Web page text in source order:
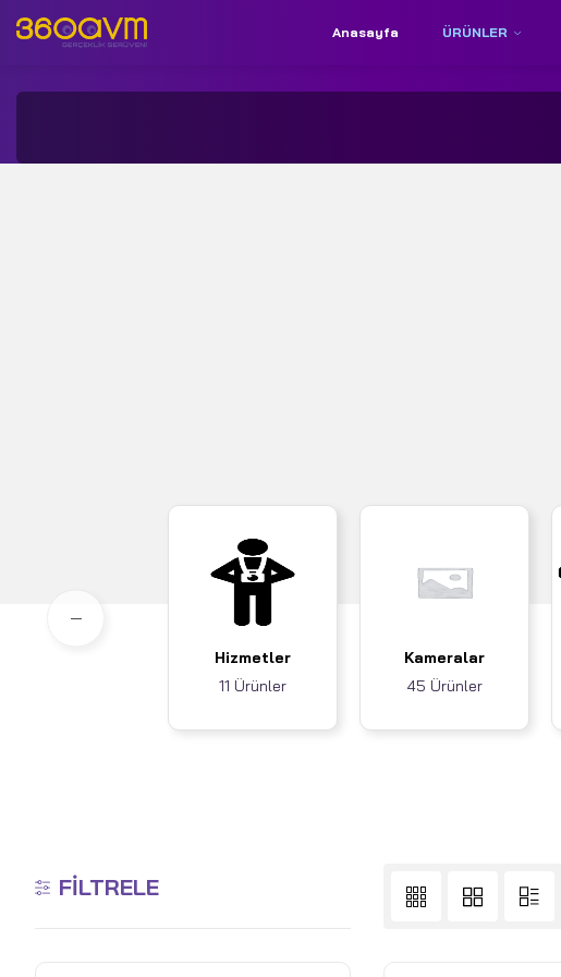
İletişim: +90 850 532 9312
Anasayfa ÜRÜNLER
Hizmetler
11 Ürünler
Kameralar
45 Ürünler
FILTRELE